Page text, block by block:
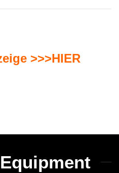
>>>HIER